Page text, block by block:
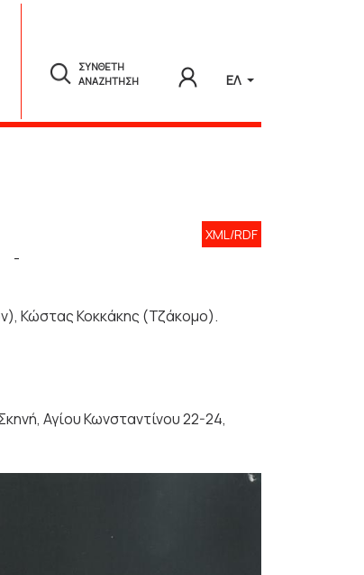
ΣΥΝΘΕΤΗ
ΑΝΑΖΗΤΗΣΗ
ΕΛ
XML/RDF
-
Κώστας Κοκκάκης (Τζάκομο).
Αγίου Κωνσταντίνου 22-24,